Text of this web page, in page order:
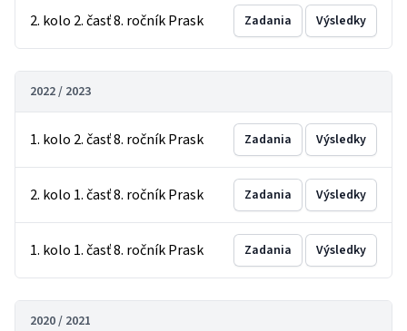
2. kolo 2. časť 8. ročník Prask Zadania Výsledky
2022 / 2023
1. kolo 2. časť 8. ročník Prask Zadania Výsledky
2. kolo 1. časť 8. ročník Prask Zadania Výsledky
1. kolo 1. časť 8. ročník Prask Zadania Výsledky
2020 / 2021